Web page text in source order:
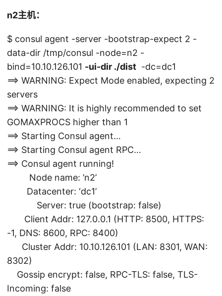
n2主机：
$ consul agent -server -bootstrap-expect 2 -
data-dir /tmp/consul -node=n2 -
bind=10.10.126.101 -ui-dir ./dist -dc=dc1
==> WARNING: Expect Mode enabled, expecting 2
servers
==> WARNING: It is highly recommended to set
GOMAXPROCS higher than 1
==> Starting Consul agent…
==> Starting Consul agent RPC…
==> Consul agent running!
Node name: ’n2’
Datacenter: ‘dc1’
Server: true (bootstrap: false)
Client Addr: 127.0.0.1 (HTTP: 8500, HTTPS:
-1, DNS: 8600, RPC: 8400)
Cluster Addr: 10.10.126.101 (LAN: 8301, WAN:
8302)
Gossip encrypt: false, RPC-TLS: false, TLS-
Incoming: false